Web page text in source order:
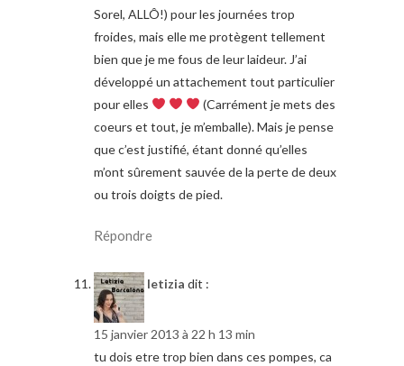
Sorel, ALLÔ!) pour les journées trop
froides, mais elle me protègent tellement
bien que je me fous de leur laideur. J’ai
développé un attachement tout particulier
pour elles
(Carrément je mets des
coeurs et tout, je m’emballe). Mais je pense
que c’est justifié, étant donné qu’elles
m’ont sûrement sauvée de la perte de deux
ou trois doigts de pied.
Répondre
letizia dit :
15 janvier 2013 à 22 h 13 min
tu dois etre trop bien dans ces pompes, ca